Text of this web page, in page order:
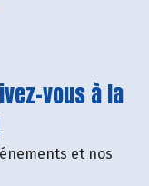
vous à la
et nos